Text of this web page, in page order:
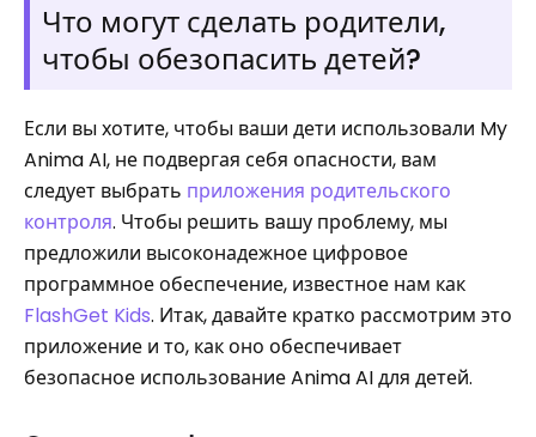
Что могут сделать родители,
чтобы обезопасить детей?
Если вы хотите, чтобы ваши дети использовали My
Anima AI, не подвергая себя опасности, вам
следует выбрать приложения родительского
контроля. Чтобы решить вашу проблему, мы
предложили высоконадежное цифровое
программное обеспечение, известное нам как
FlashGet Kids. Итак, давайте кратко рассмотрим это
приложение и то, как оно обеспечивает
безопасное использование Anima AI для детей.